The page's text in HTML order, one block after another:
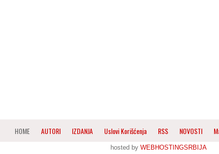
HOME AUTORI IZDANJA Uslovi Korišćenja RSS NOVOSTI
hosted by WEBHOSTINGSRBIJA